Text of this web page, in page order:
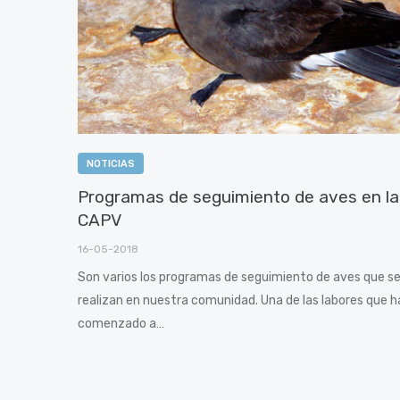
NOTICIAS
Programas de seguimiento de aves en la
CAPV
16-05-2018
Son varios los programas de seguimiento de aves que se
realizan en nuestra comunidad. Una de las labores que
comenzado a…